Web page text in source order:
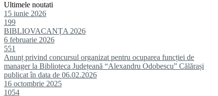
Ultimele noutati
15 iunie 2026
199
BIBLIOVACANȚA 2026
6 februarie 2026
551
Anunț privind concursul organizat pentru ocuparea funcției de
manager la Biblioteca Județeană “Alexandru Odobescu” Călărași
publicat în data de 06.02.2026
16 octombrie 2025
1054